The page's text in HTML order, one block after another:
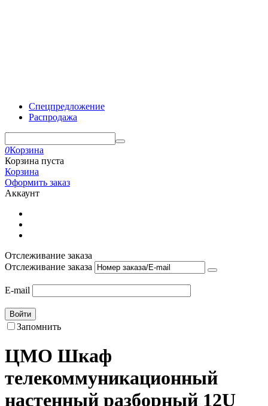
Спецпредложение
Распродажа
0Корзина
Корзина пуста
Корзина
Оформить заказ
Аккаунт
Отслеживание заказа
Отслеживание заказа
E-mail
Войти
Запомнить
ЦМО Шкаф
телекоммуникационный
настенный разборный 12U